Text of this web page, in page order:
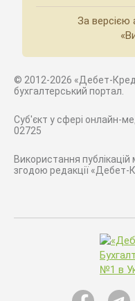
За версією
© 2012-2026 «Дебет-
бухгалтерський портал.
Суб'єкт у сфері онлайн-
02725
Використання
згодою редакції «Дебет-